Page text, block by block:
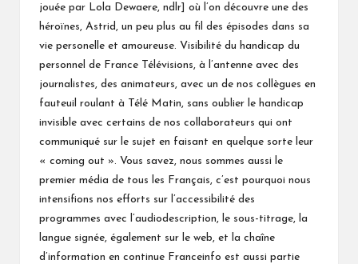
jouée par Lola Dewaere, ndlr] où l’on découvre une des
héroïnes, Astrid, un peu plus au fil des épisodes dans sa
vie personelle et amoureuse. Visibilité du handicap du
personnel de France Télévisions, à l’antenne avec des
journalistes, des animateurs, avec un de nos collègues en
fauteuil roulant à Télé Matin, sans oublier le handicap
invisible avec certains de nos collaborateurs qui ont
communiqué sur le sujet en faisant en quelque sorte leur
« coming out ». Vous savez, nous sommes aussi le
premier média de tous les Français, c’est pourquoi nous
intensifions nos efforts sur l’accessibilité des
programmes avec l’audiodescription, le sous-titrage, la
langue signée, également sur le web, et la chaîne
d’information en continue Franceinfo est aussi partie